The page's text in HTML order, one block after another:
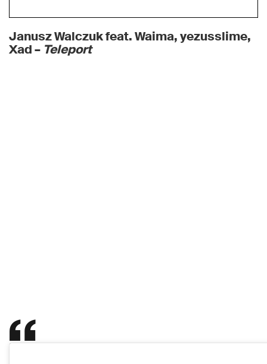
Janusz Walczuk feat. Waima, yezusslime,
Xad – Teleport